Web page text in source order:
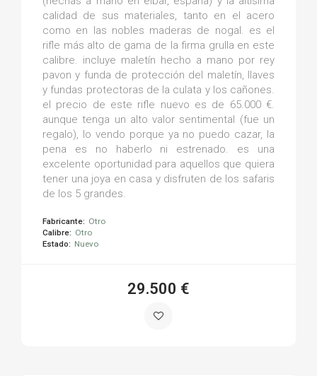
calidad de sus materiales, tanto en el acero
como en las nobles maderas de nogal. es el
rifle más alto de gama de la firma grulla en este
calibre. incluye maletín hecho a mano por rey
pavon y funda de protección del maletín, llaves
y fundas protectoras de la culata y los cañones.
el precio de este rifle nuevo es de 65.000 €.
aunque tenga un alto valor sentimental (fue un
regalo), lo vendo porque ya no puedo cazar, la
pena es no haberlo ni estrenado. es una
excelente oportunidad para aquellos que quiera
tener una joya en casa y disfruten de los safaris
de los 5 grandes.
Fabricante: Otro
Calibre: Otro
Estado: Nuevo
29.500 €